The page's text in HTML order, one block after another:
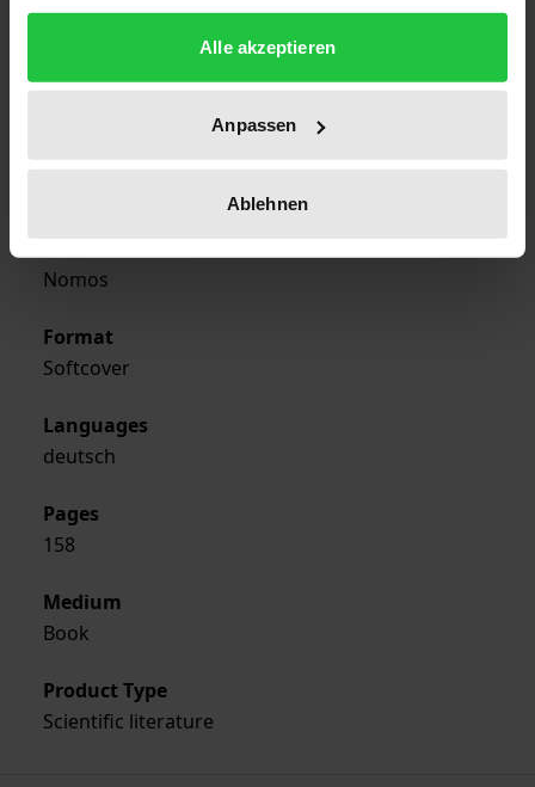
gesammelt haben.
Alle akzeptieren
Anpassen
Ablehnen
Strafverfahrens bei Opfern von Gewalttaten
Year of Publication
Nomos
Format
Softcover
Languages
deutsch
Pages
158
Medium
Book
Product Type
Scientific literature